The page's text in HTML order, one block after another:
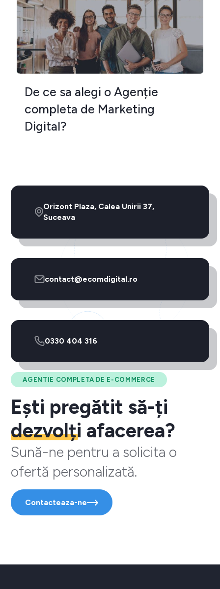
De ce sa alegi o Agenție
completa de Marketing
Digital?
AGENTIE COMPLETA DE E-COMMERCE
Ești pregătit să-ți
dezvolți afacerea?
Sună-ne pentru a solicita o
ofertă personalizată.
Contacteaza-ne
Orizont Plaza, Calea Unirii 37,
Suceava
contact@ecomdigital.ro
0330 404 316